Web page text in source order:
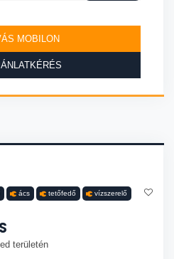
MOBILON
ács tetőfedő vízszerelő
területén